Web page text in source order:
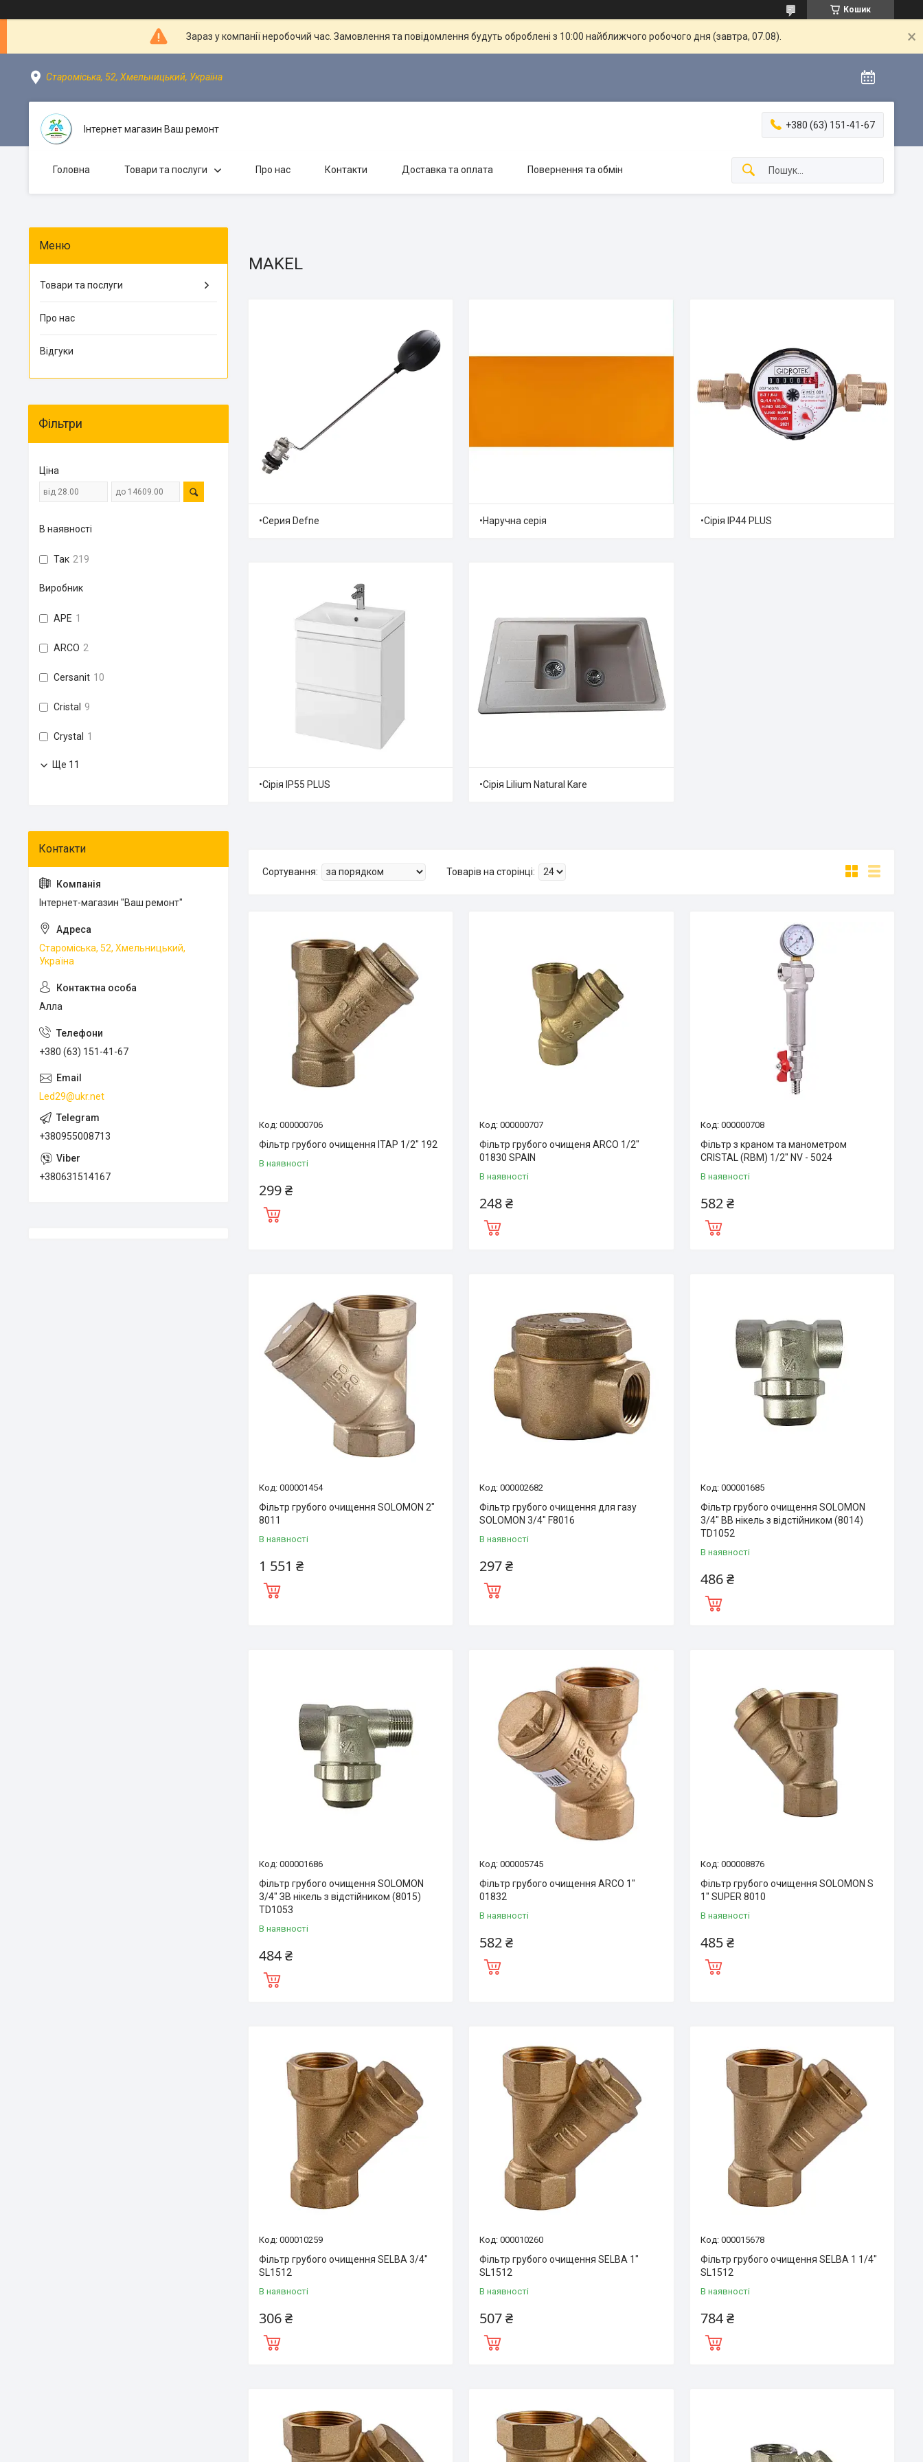
Кошик
Зараз у компанії неробочий час. Замовлення та повідомлення будуть оброблені з 10:00 найближчого робочого дня (завтра, 07.08).
Староміська, 52, Хмельницький, Україна
Інтернет магазин Ваш ремонт +380 (63) 151-41-67
Головна Товари та послуги Про нас Контакти Доставка та оплата Повернення та обмін
MAKEL
•Серия Defne •Наручна серія •Сірія IP44 PLUS
•Сірія IP55 PLUS •Сірія Lilium Natural Kare
000000706
Фільтр грубого очищення ITAP 1/2″ 192
В наявності
299 ₴
000000707
Фільтр грубого очищеня ARCO 1/2″
01830 SPAIN
В наявності
248 ₴
000000708
Фільтр з краном та манометром
CRISTAL (RBM) 1/2″ NV - 5024
В наявності
582 ₴
000001454
Фільтр грубого очищення SOLOMON 2″
8011
В наявності
1 551 ₴
000002682
Фільтр грубого очищення для газу
SOLOMON 3/4″ F8016
В наявності
297 ₴
000001685
Фільтр грубого очищення SOLOMON
3/4″ ВВ нікель з відстійником (8014)
TD1052
В наявності
486 ₴
000001686
Фільтр грубого очищення SOLOMON
3/4″ ЗВ нікель з відстійником (8015)
TD1053
В наявності
484 ₴
000005745
Фільтр грубого очищення ARCO 1″
01832
В наявності
582 ₴
000008876
Фільтр грубого очищення SOLOMON S
1″ SUPER 8010
В наявності
485 ₴
000010259
Фільтр грубого очищення SELBA 3/4″
SL1512
В наявності
306 ₴
000010260
Фільтр грубого очищення SELBA 1″
SL1512
В наявності
507 ₴
000015678
Фільтр грубого очищення SELBA 1 1/4″
SL1512
В наявності
784 ₴
Товари та послуги
Про нас
Відгуки
Фільтри
Ціна
В наявності
Так 219
Виробник
APE 1
ARCO 2
Cersanit 10
Cristal 9
Crystal 1
Ще 11
Інтернет-магазин "Ваш ремонт"
Староміська, 52, Хмельницький,
Україна
Алла
+380 (63) 151-41-67
Led29@ukr.net
+380955008713
+380631514167